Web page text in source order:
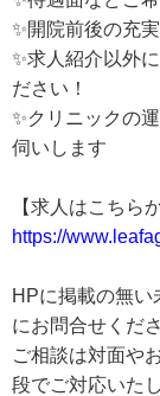
✨開院前後の充
✨求人紹介以外
ださい！
✨クリニックの
伺いします
【求人はこちら
https://
HPに掲載の無い
にお問合せくだ
ご相談は対面や
段でご対応いた